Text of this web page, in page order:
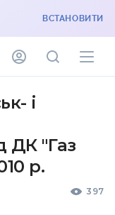
ВСТАНОВИТИ
і
ДК "Газ
р.
397